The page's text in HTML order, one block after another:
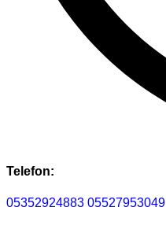
Telefon:
05352924883 05527953049